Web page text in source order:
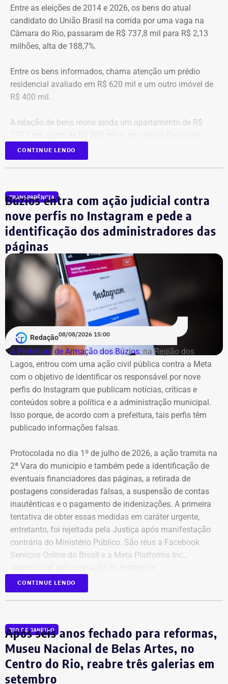
Entre as eleições de 2014 e 2026, os bens do atual
candidato do União Brasil na corrida por uma vaga na
Câmara do Rio, passaram de R$ 737,8 mil para R$ 2,13
milhões, alta de 188,7%.
Entre os bens informados, chama atenção um prédio
residencial avaliado em R$ 620 mil e um outro imóvel de
R$ 400 mil.
A relação de bens reúne ainda um apartamento de R$
D300, ano 2023, declarado por R$ 330 mil. Também
aparecem na lista cerca de R$ 177 mil em aplicações e
Na disputa de 2014, quando concorreu e foi eleito
deputado estadual pelo então PMDB, Rossi declarou
patrimônio total de R$ 737.861,00. Entre os bens estavam
dois apartamentos, avaliados em R$ 250 mil e R$ 240
CONTINUE LENDO
TRANSPARÊNCIA
Búzios entra com ação judicial contra
nove perfis no Instagram e pede a
identificação dos administradores das
páginas
Redação08/08/2026 15:00
A Prefeitura de Armação dos Búzios, na Região dos
Lagos, entrou com uma ação civil pública contra a Meta
com o objetivo de identificar os responsável por nove
perfis do Instagram que publicam notícias, críticas e
conteúdos sobre a política e a administração municipal.
Isso porque, de acordo com a prefeitura, tais perfis têm
publicado informações falsas.
Protocolada no dia 1º de julho de 2026, a ação tramita na
2ª Vara do município e também pede a identificação de
eventuais financiadores das páginas, a retirada de
postagens consideradas falsas, a suspensão de contas
inautênticas e o pagamento de indenizações. A primeira
tentativa de obter essas medidas em caráter urgente,
entretanto, foi rejeitada pela Justiça após manifestação
contrária do Ministério Público. São réus a Facebook
Serviços Online do Brasil e a Meta Platforms Inc.,
Os administradores dos perfis não foram incluídos no
tem como alvo informações relacionadas a nove contas.
São elas: @buziosinformacoes;
@politicanewsregiaodoslagos; @buziosnoticias;
@fofoca_na_calcada; @gladysnunesbuzios;
CONTINUE LENDO
RIO DE JANEIRO
Após seis anos fechado para reformas,
Museu Nacional de Belas Artes, no
Centro do Rio, reabre três galerias em
setembro